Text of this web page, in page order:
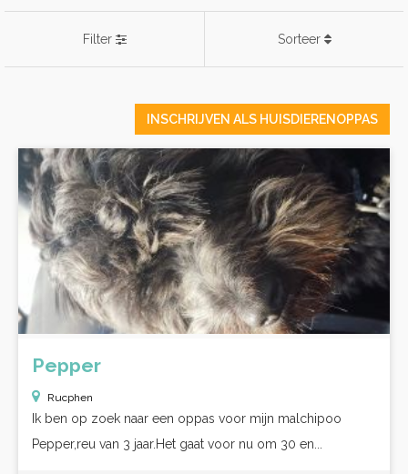
Filter Sorteer
INSCHRIJVEN ALS HUISDIERENOPPAS
Pepper
Rucphen
Ik ben op zoek naar een oppas voor mijn malchipoo
Pepper,reu van 3 jaar.Het gaat voor nu om 30 en...